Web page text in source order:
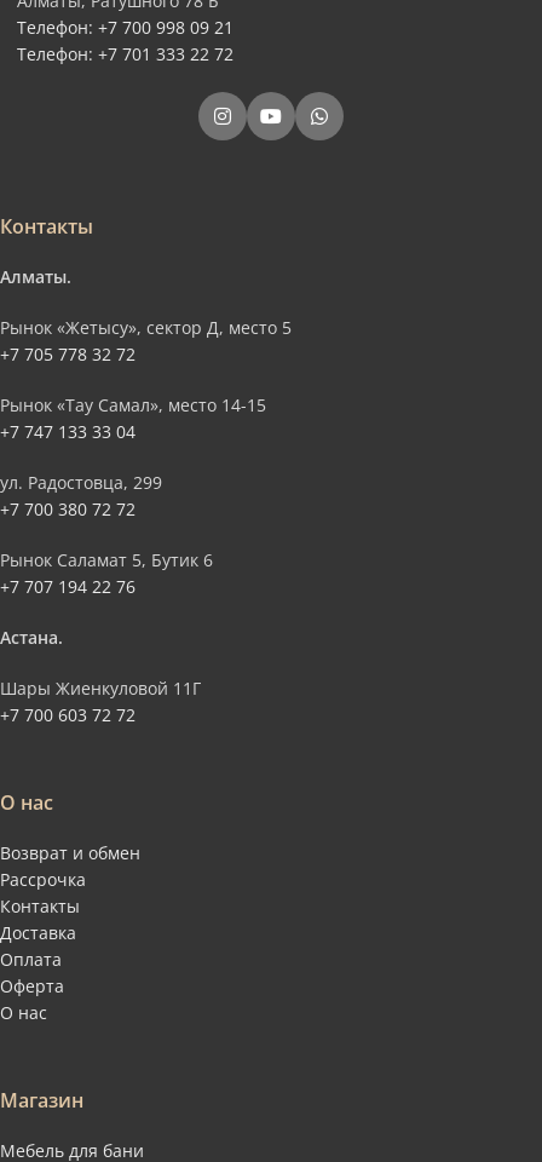
Телефон: +7 700 998 09 21
Телефон: +7 701 333 22 72
Контакты
Алматы.
Рынок «Жетысу», сектор Д, место 5
+7 705 778 32 72
Рынок «Тау Самал», место 14-15
+7 747 133 33 04
ул. Радостовца, 299
+7 700 380 72 72
Рынок Саламат 5, Бутик 6
+7 707 194 22 76
Астана.
Шары Жиенкуловой 11Г
+7 700 603 72 72
О нас
Возврат и обмен
Рассрочка
Контакты
Доставка
Оплата
Оферта
О нас
Магазин
Мебель для бани